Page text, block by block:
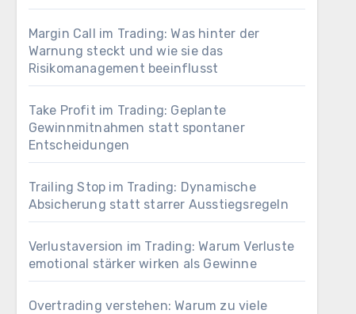
Margin Call im Trading: Was hinter der
Warnung steckt und wie sie das
Risikomanagement beeinflusst
Take Profit im Trading: Geplante
Gewinnmitnahmen statt spontaner
Entscheidungen
Trailing Stop im Trading: Dynamische
Absicherung statt starrer Ausstiegsregeln
Verlustaversion im Trading: Warum Verluste
emotional stärker wirken als Gewinne
Overtrading verstehen: Warum zu viele